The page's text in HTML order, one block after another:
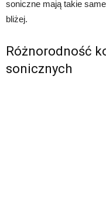
soniczne mają takie
bliżej.
Różnorodność
sonicznych